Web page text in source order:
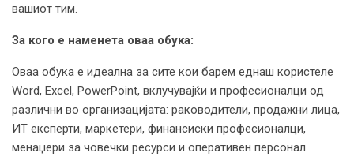
вашиот тим.
За кого е наменета оваа обука:
Оваа обука е идеална за сите кои барем еднаш користеле
Word, Excel, PowerPoint, вклучувајќи и професионалци од
различни во организацијата: раководители, продажни лица,
ИТ експерти, маркетери, финансиски професионалци,
менаџери за човечки ресурси и оперативен персонал.